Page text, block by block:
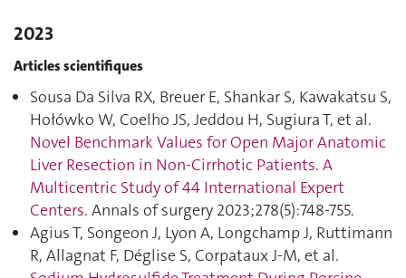
2023
Articles scientifiques
Sousa Da Silva RX, Breuer E, Shankar S, Kawakatsu S,
Hołówko W, Coelho JS, Jeddou H, Sugiura T, et al.
Novel Benchmark Values for Open Major Anatomic
Liver Resection in Non-Cirrhotic Patients. A
Multicentric Study of 44 International Expert
Centers. Annals of surgery 2023;278(5):748‑755.
Agius T, Songeon J, Lyon A, Longchamp J, Ruttimann
R, Allagnat F, Déglise S, Corpataux J-M, et al.